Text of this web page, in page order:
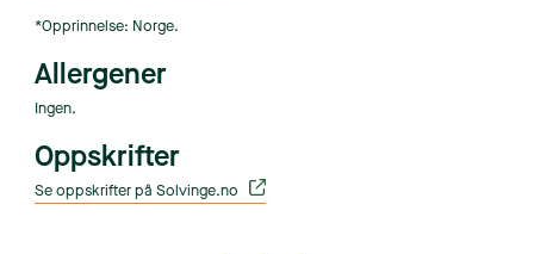
*Opprinnelse: Norge.
Allergener
Ingen.
Oppskrifter
Se oppskrifter på Solvinge.no